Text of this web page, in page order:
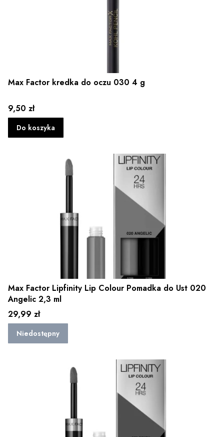
Max Factor kredka do oczu 030 4 g
Cena
9,50 zł
Do koszyka
Max Factor Lipfinity Lip Colour Pomadka do Ust 020
Angelic 2,3 ml
Cena
29,99 zł
Niedostępny